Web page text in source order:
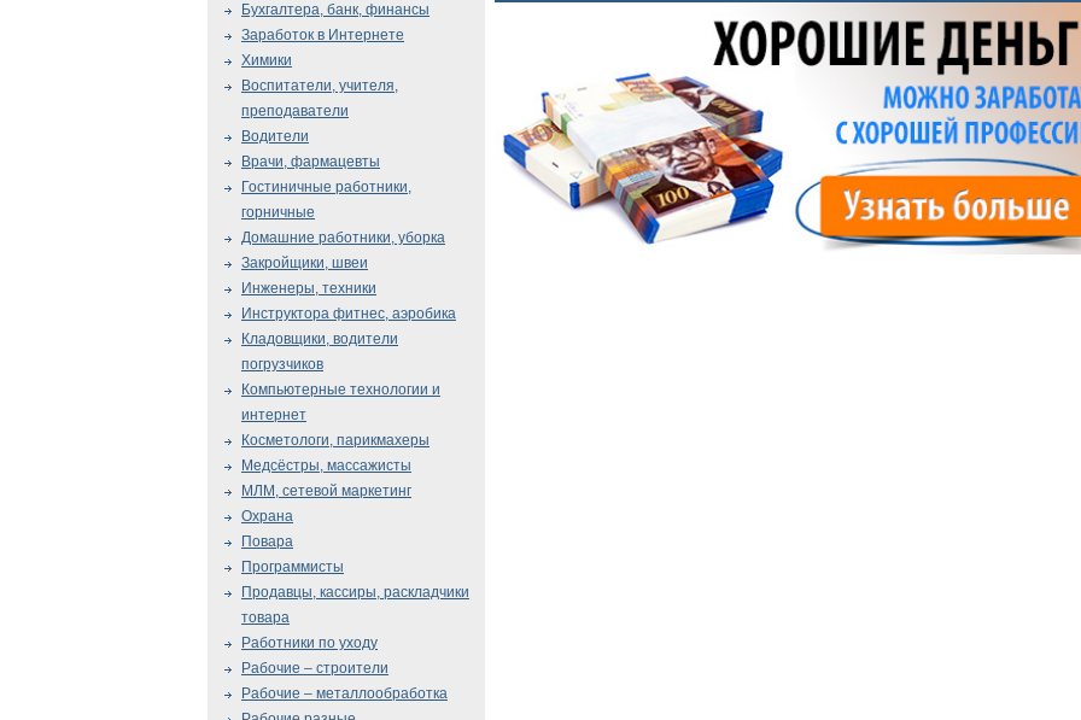
Бухгалтера, банк, финансы
Заработок в Интернете
Химики
Воспитатели, учителя,
преподаватели
Водители
Врачи, фармацевты
Гостиничные работники,
горничные
Домашние работники, уборка
Закройщики, швеи
Инженеры, техники
Инструктора фитнес, аэробика
Кладовщики, водители
погрузчиков
Компьютерные технологии и
интернет
Косметологи, парикмахеры
Медсёстры, массажисты
МЛМ, сетевой маркетинг
Охрана
Повара
Программисты
Продавцы, кассиры, раскладчики
товара
Работники по уходу
Рабочие – строители
Рабочие – металлообработка